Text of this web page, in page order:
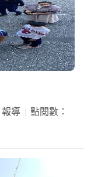
報導
點閱數：